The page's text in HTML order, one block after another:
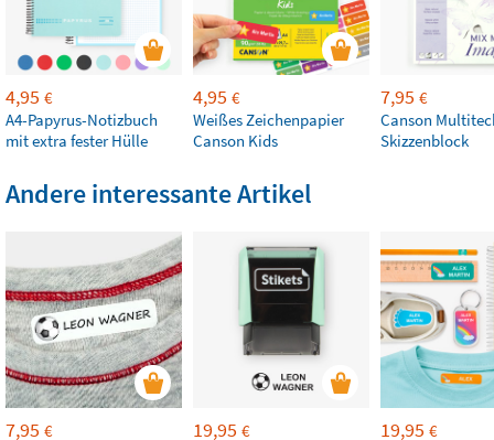
4,95 €
A4-Papyrus-Notizbuch
mit extra fester Hülle
4,95 €
Weißes Zeichenpapier
Canson Kids
7,95 €
Canson
Skizzenblock
Andere interessante Artikel
7,95 €
19,95 €
19,95 €